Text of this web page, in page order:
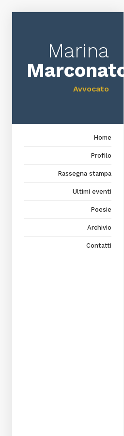
Marina
Marconato
Avvocato
Home
Profilo
Rassegna stampa
Ultimi eventi
Poesie
Archivio
Contatti